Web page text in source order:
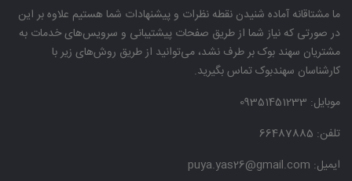
ما مشتاقانه آماده شنیدن نقطه نظرات و پیشنهادات شما هستیم علاوه بر این
در صورتی که نیاز شما از طریق صفحات پیشتیبانی و سرویس‌های خدمات به
مشتریان سهند بوک بر طرف نشد، می‌توانید از طریق روش‌های زیر با
کارشناسان سهندبوک تماس بگیرید.
موبایل:
تلفن: 66487885
ایمیل: puya.yas26@gmail.com